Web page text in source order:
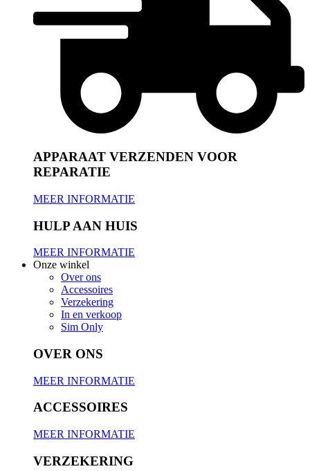
APPARAAT VERZENDEN VOOR
REPARATIE
MEER INFORMATIE
HULP AAN HUIS
MEER INFORMATIE
Onze winkel
Over ons
Accessoires
Verzekering
In en verkoop
Sim Only
OVER ONS
MEER INFORMATIE
ACCESSOIRES
MEER INFORMATIE
VERZEKERING